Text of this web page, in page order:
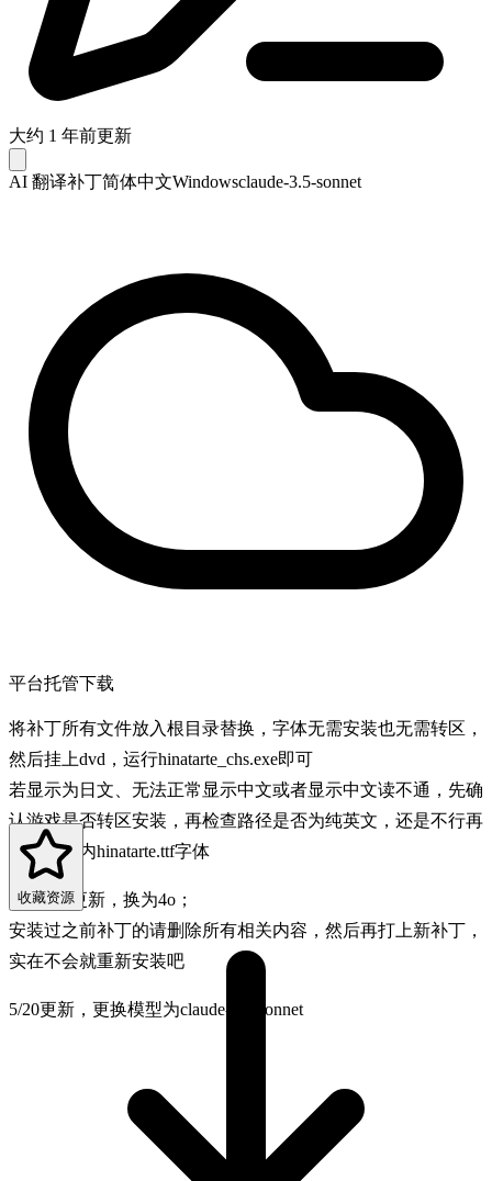
大约 1 年前更新
AI 翻译补丁简体中文Windowsclaude-3.5-sonnet
平台托管下载
将补丁所有文件放入根目录替换，字体无需安装也无需转区，
然后挂上dvd，运行hinatarte_chs.exe即可
若显示为日文、无法正常显示中文或者显示中文读不通，先确
认游戏是否转区安装，再检查路径是否为纯英文，还是不行再
安装补丁内hinatarte.ttf字体
2025/1/5更新，换为4o；
安装过之前补丁的请删除所有相关内容，然后再打上新补丁，
实在不会就重新安装吧
5/20更新，更换模型为claude-3.5-sonnet
收藏资源